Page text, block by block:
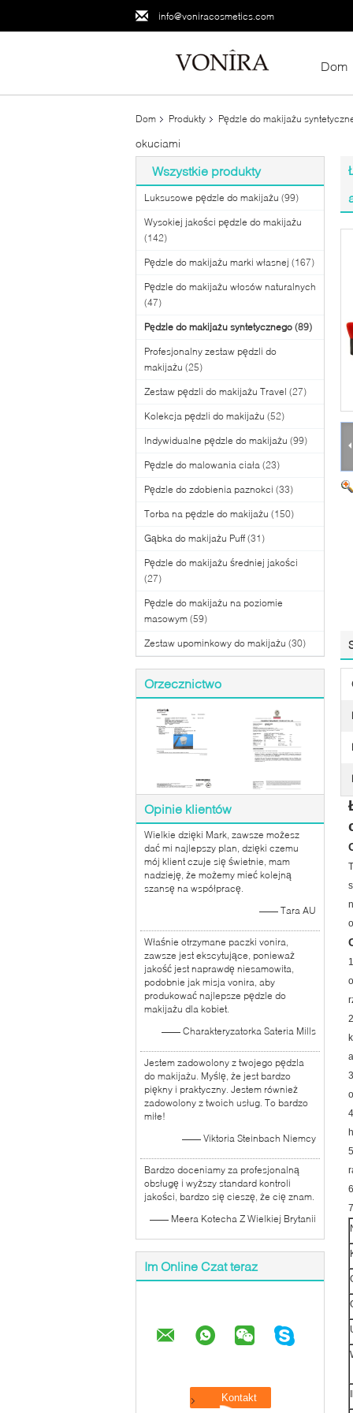
info@voniracosmetics.com
Dom
Dom Produkty Pędzle do makijażu
okuciami
Wszystkie produkty
Luksusowe pędzle do makijażu (99)
Wysokiej jakości pędzle do makijażu
(142)
Pędzle do makijażu marki własnej (167)
Pędzle do makijażu włosów naturalnych
(47)
Pędzle do makijażu syntetycznego (89)
Profesjonalny zestaw pędzli do
makijażu (25)
Zestaw pędzli do makijażu Travel (27)
Kolekcja pędzli do makijażu (52)
Indywidualne pędzle do makijażu (99)
Pędzle do malowania ciała (23)
Pędzle do zdobienia paznokci (33)
Torba na pędzle do makijażu (150)
Gąbka do makijażu Puff (31)
Pędzle do makijażu średniej jakości
(27)
Pędzle do makijażu na poziomie
masowym (59)
Zestaw upominkowy do makijażu (30)
Orzecznictwo
Opinie klientów
Wielkie dzięki Mark, zawsze możesz
dać mi najlepszy plan, dzięki czemu
mój klient czuje się świetnie, mam
nadzieję, że możemy mieć kolejną
szansę na współpracę.
—— Tara AU
Właśnie otrzymane paczki vonira,
zawsze jest ekscytujące, ponieważ
jakość jest naprawdę niesamowita,
podobnie jak misja vonira, aby
produkować najlepsze pędzle do
makijażu dla kobiet.
—— Charakteryzatorka Sateria Mills
Jestem zadowolony z twojego pędzla
do makijażu. Myślę, że jest bardzo
piękny i praktyczny. Jestem również
zadowolony z twoich usług. To bardzo
miłe!
—— Viktoria Steinbach Niemcy
Bardzo doceniamy za profesjonalną
obsługę i wyższy standard kontroli
jakości, bardzo się cieszę, że cię znam.
—— Meera Kotecha Z Wielkiej Brytanii
Im Online Czat teraz